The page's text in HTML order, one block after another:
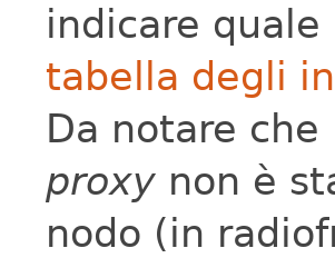
indicare quale
tabella degli
Da notare
proxynon è
nodo (in